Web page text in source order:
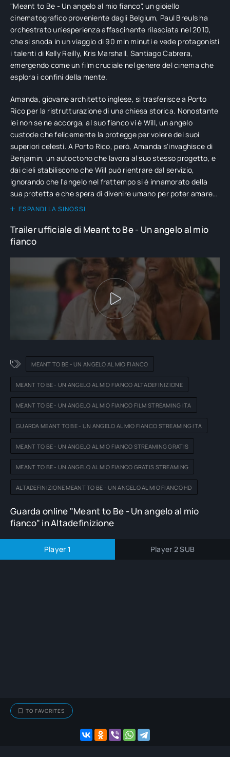
"Meant to Be - Un angelo al mio fianco", un gioiello
cinematografico proveniente dagli Belgium, Paul Breuls ha
orchestrato un'esperienza affascinante rilasciata nel 2010,
che si snoda in un viaggio di 90 min minuti e vede protagonisti
i talenti di Kelly Reilly, Kris Marshall, Santiago Cabrera,
emergendo come un film cruciale nel genere del cinema che
esplora i confini della mente.
Amanda, giovane architetto inglese, si trasferisce a Porto
Rico per la ristrutturazione di una chiesa storica. Nonostante
lei non se ne accorga, al suo fianco vi è Will, un angelo
custode che felicemente la protegge per volere dei suoi
superiori celesti. A Porto Rico, però, Amanda s'invaghisce di
Benjamin, un autoctono che lavora al suo stesso progetto, e
dai cieli stabiliscono che Will può rientrare dal servizio,
ignorando che l'angelo nel frattempo si è innamorato della
sua protetta e che spera di divenire umano per poter amare
la donna dei suoi sogni...
ESPANDI LA SINOSSI
Trailer ufficiale di Meant to Be - Un angelo al mio
fianco
MEANT TO BE - UN ANGELO AL MIO FIANCO
MEANT TO BE - UN ANGELO AL MIO FIANCO ALTADEFINIZIONE
MEANT TO BE - UN ANGELO AL MIO FIANCO FILM STREAMING ITA
GUARDA MEANT TO BE - UN ANGELO AL MIO FIANCO STREAMING ITA
MEANT TO BE - UN ANGELO AL MIO FIANCO STREAMING GRATIS
MEANT TO BE - UN ANGELO AL MIO FIANCO GRATIS STREAMING
ALTADEFINIZIONE MEANT TO BE - UN ANGELO AL MIO FIANCO HD
Guarda online "Meant to Be - Un angelo al mio
fianco" in Altadefinizione
Player 1 Player 2 SUB
TO FAVORITES